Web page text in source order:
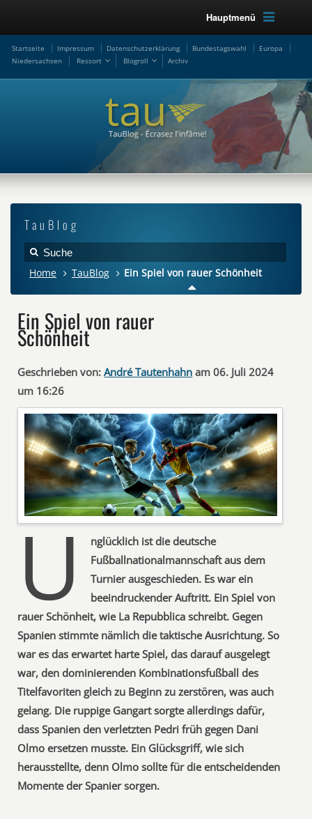
Hauptmenü
Startseite Impressum Datenschutzerklärung Bundestagswahl
Europa
Niedersachsen
Ressort Blogroll Archiv
TauBlog
Home TauBlog Ein Spiel von rauer Schönheit
Ein Spiel von rauer
Schönheit
Geschrieben von: André Tautenhahn am 06. Juli 2024
um 16:26
U
nglücklich ist die deutsche
Fußballnationalmannschaft aus dem
Turnier ausgeschieden. Es war ein
beeindruckender Auftritt. Ein Spiel von
rauer Schönheit, wie La Repubblica schreibt. Gegen
Spanien stimmte nämlich die taktische Ausrichtung. So
war es das erwartet harte Spiel, das darauf ausgelegt
war, den dominierenden Kombinationsfußball des
Titelfavoriten gleich zu Beginn zu zerstören, was auch
gelang. Die ruppige Gangart sorgte allerdings dafür,
dass Spanien den verletzten Pedri früh gegen Dani
Olmo ersetzen musste. Ein Glücksgriff, wie sich
herausstellte, denn Olmo sollte für die entscheidenden
Momente der Spanier sorgen.